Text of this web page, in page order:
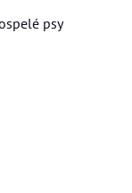
psy